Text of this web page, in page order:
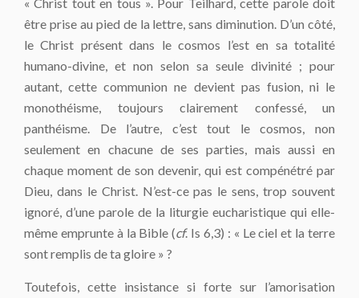
être prise au pied de la lettre, sans diminution. D’un côté,
le Christ présent dans le cosmos l’est en sa totalité
humano-divine, et non selon sa seule divinité ; pour
autant, cette communion ne devient pas fusion, ni le
monothéisme, toujours clairement confessé, un
panthéisme. De l’autre, c’est tout le cosmos, non
seulement en chacune de ses parties, mais aussi en
chaque moment de son devenir, qui est compénétré par
Dieu, dans le Christ. N’est-ce pas le sens, trop souvent
ignoré, d’une parole de la liturgie eucharistique qui elle-
même emprunte à la Bible (cf. Is 6,3) : « Le ciel et la terre
sont remplis de ta gloire » ?
Toutefois, cette insistance si forte sur l’amorisation